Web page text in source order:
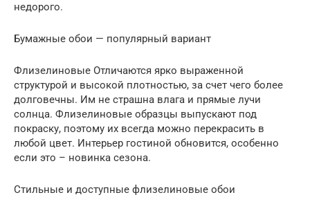
недорого.
Бумажные обои — популярный вариант
Флизелиновые Отличаются ярко выраженной
структурой и высокой плотностью, за счет чего более
долговечны. Им не страшна влага и прямые лучи
солнца. Флизелиновые образцы выпускают под
покраску, поэтому их всегда можно перекрасить в
любой цвет. Интерьер гостиной обновится, особенно
если это – новинка сезона.
Стильные и доступные флизелиновые обои